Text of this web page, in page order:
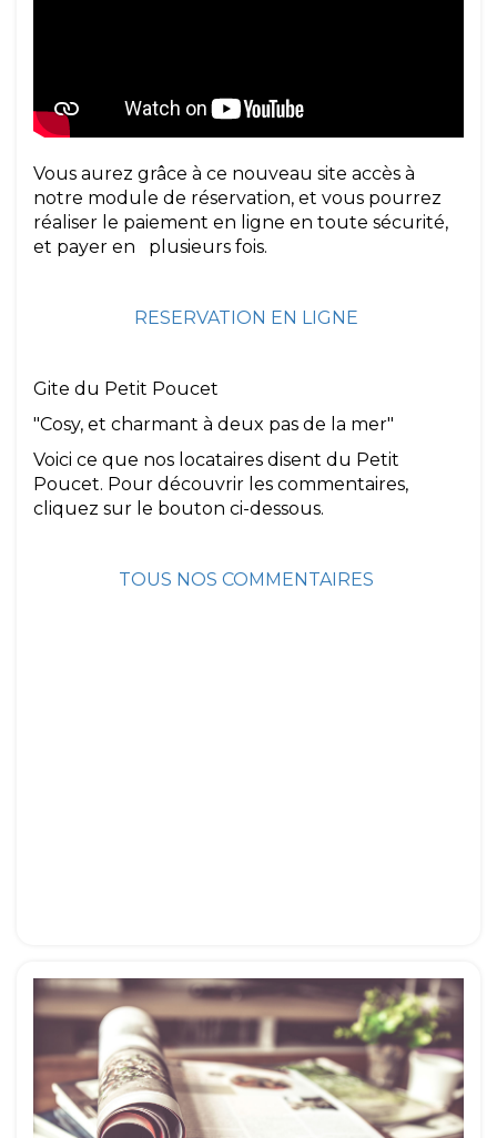
Vous aurez grâce à ce nouveau site accès à
notre module de réservation, et vous pourrez
réaliser le paiement en ligne en toute sécurité,
et payer en plusieurs fois.
RESERVATION EN LIGNE
Gite du Petit Poucet
­"Cosy, et charmant à deux pas de la mer"
Voici ce que nos locataires disent du Petit
Poucet. Pour découvrir les commentaires,
cliquez sur le bouton ci-dessous.
TOUS NOS COMMENTAIRES